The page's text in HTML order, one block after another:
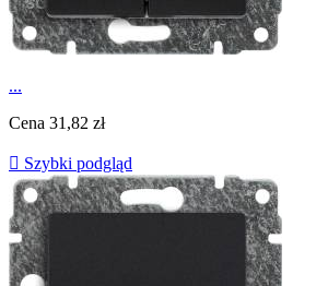
...
Cena 31,82 zł
 Szybki podgląd